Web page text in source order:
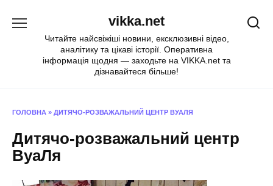
vikka.net
Читайте найсвіжіші новини, ексклюзивні відео,
аналітику та цікаві історії. Оперативна
інформація щодня — заходьте на VIKKA.net та
дізнавайтеся більше!
ГОЛОВНА » ДИТЯЧО-РОЗВАЖАЛЬНИЙ ЦЕНТР ВУАЛЯ
Дитячо-розважальний центр
ВуаЛя